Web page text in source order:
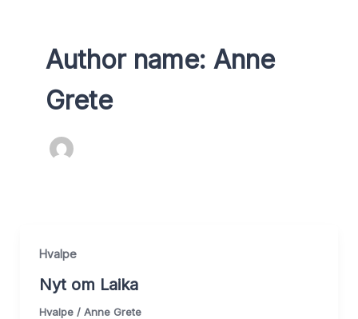
Author name: Anne
Grete
Hvalpe
Nyt om Laika
Hvalpe/ Anne Grete